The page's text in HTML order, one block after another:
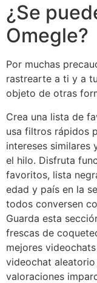
¿Se
Omegle?
Por muchas
rastrearte a ti y a
objeto de otras
Crea una lista de
usa filtros rápidos
intereses
el hilo. Disfruta
favoritos, lista
edad y país en la
todos conversen
Guarda esta
frescas de
mejores
videochat
valoraciones